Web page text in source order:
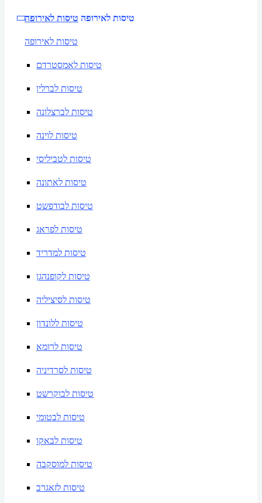
טיסות לאירופה טיסות לאירופה
טיסות לאירופה
טיסות לאמסטרדם
טיסות לברלין
טיסות לברצלונה
טיסות לוינה
טיסות לטביליסי
טיסות לאתונה
טיסות לבודפשט
טיסות לפראג
טיסות למדריד
טיסות לקופנהגן
טיסות לסיציליה
טיסות ללונדון
טיסות לרומא
טיסות לסרדיניה
טיסות לבוקרשט
טיסות לבטומי
טיסות לבאקו
טיסות למוסקבה
טיסות לזאגרב